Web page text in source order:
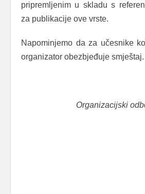
pripremljenim u skladu s
za publikacije ove vrste.
Napominjemo da za učesnike
organizator obezbjeđuje smještaj.
Organizacijski